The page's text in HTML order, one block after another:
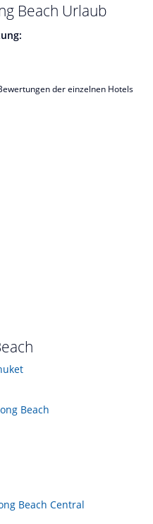
Beach Urlaub
der einzelnen Hotels
Beach
Beach Central